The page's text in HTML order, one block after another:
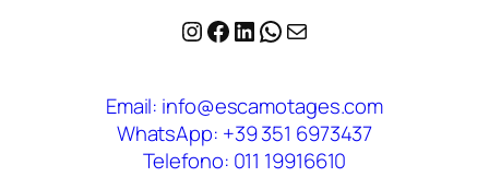
Instagram
Facebook
LinkedIn
WhatsApp
Email
Email: info@escamotages.com
WhatsApp: +39 351 6973437
Telefono: 011 19916610